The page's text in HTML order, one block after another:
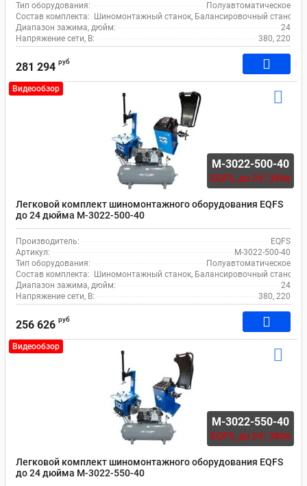
Тип оборудования:
Полуавтоматическое
Состав комплекта:
Шиномонтажный станок, Балансировочный станок,
Диапазон зажима, дюйм:
24
Напряжение сети, В:
380, 220
281 294 руб
Видеообзор
M-3022-500-40
EQFS,до 24', 380в
Легковой комплект шиномонтажного оборудования EQFS
до 24 дюйма M-3022-500-40
Производитель:
EQFS
Артикул:
M-3022-500-40
Тип оборудования:
Полуавтоматическое
Состав комплекта:
Шиномонтажный станок, Балансировочный станок,
Диапазон зажима, дюйм:
24
Напряжение сети, В:
380, 220
256 626 руб
Видеообзор
M-3022-550-40
EQFS,до 24', 380в
Легковой комплект шиномонтажного оборудования EQFS
до 24 дюйма M-3022-550-40